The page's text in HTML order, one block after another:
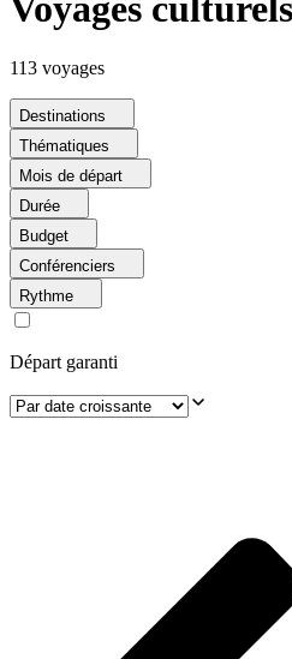
Voyages
113 voyages
Destinations
Thématiques
Mois de départ
Durée
Budget
Conférenciers
Rythme
Départ garanti